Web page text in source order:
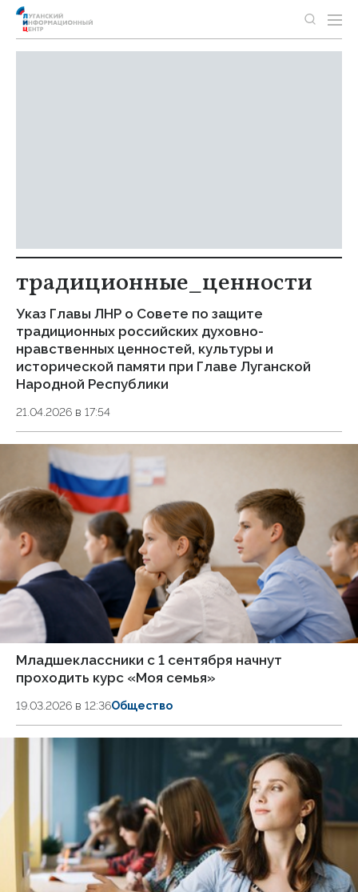
традиционные_ценности
Указ Главы ЛНР о Совете по защите
традиционных российских духовно-
нравственных ценностей, культуры и
исторической памяти при Главе Луганской
Народной Республики
21.04.2026 в 17:54
Младшеклассники с 1 сентября начнут
проходить курс «Моя семья»
19.03.2026 в 12:36Общество